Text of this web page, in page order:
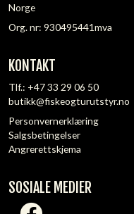
Norge
Org. nr: 930495441mva
KONTAKT
Tlf.: +47 33 29 06 50
butikk@fiskeogturutstyr.no
Personvernerklæring
Salgsbetingelser
Angrerettskjema
SOSIALE MEDIER